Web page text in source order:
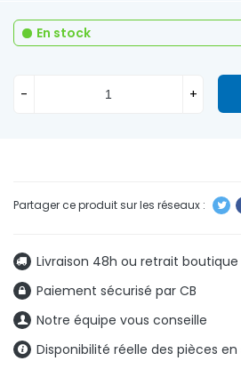
Livraison 48h ou retrait boutique
Paiement sécurisé par CB
Notre équipe vous conseille
Disponibilité réelle des pièces
En stock
- +